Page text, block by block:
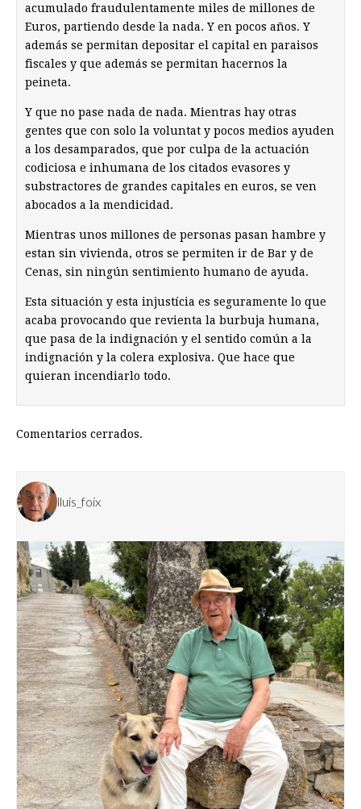
acumulado fraudulentamente miles de millones de
Euros, partiendo desde la nada. Y en pocos años. Y
además se permitan depositar el capital en paraisos
fiscales y que además se permitan hacernos la
peineta.
Y que no pase nada de nada. Mientras hay otras
gentes que con solo la voluntat y pocos medios ayuden
a los desamparados, que por culpa de la actuación
codiciosa e inhumana de los citados evasores y
substractores de grandes capitales en euros, se ven
abocados a la mendicidad.
Mientras unos millones de personas pasan hambre y
estan sin vivienda, otros se permiten ir de Bar y de
Cenas, sin ningún sentimiento humano de ayuda.
Esta situación y esta injustícia es seguramente lo que
acaba provocando que revienta la burbuja humana,
que pasa de la indignación y el sentido común a la
indignación y la colera explosiva. Que hace que
quieran incendiarlo todo.
Comentarios cerrados.
lluis_foix